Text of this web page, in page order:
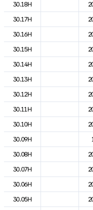
30.18H
30.17H
30.16H
30.15H
30.14H
30.13H
30.12H
30.11H
30.10H
30.09H
30.08H
30.07H
30.06H
30.05H